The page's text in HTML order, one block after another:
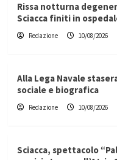
Rissa notturna
Sciacca finiti in
Redazione 10/08/2026
Alla Lega Navale
sociale e biografica
Redazione 10/08/2026
Sciacca, spettacolo